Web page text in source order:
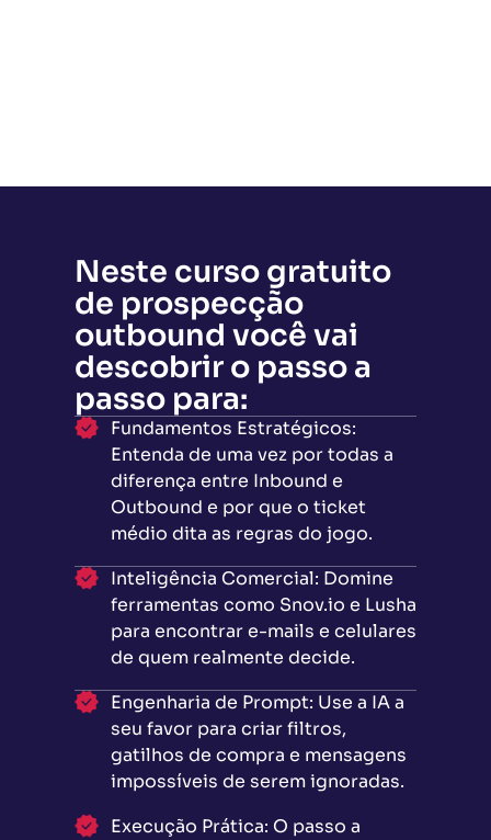
Neste curso gratuito
de prospecção
outbound você vai
descobrir o passo a
passo para:
Fundamentos Estratégicos:
Entenda de uma vez por todas a
diferença entre Inbound e
Outbound e por que o ticket
médio dita as regras do jogo.
Inteligência Comercial: Domine
ferramentas como Snov.io e Lusha
para encontrar e-mails e celulares
de quem realmente decide.
Engenharia de Prompt: Use a IA a
seu favor para criar filtros,
gatilhos de compra e mensagens
impossíveis de serem ignoradas.
Execução Prática: O passo a